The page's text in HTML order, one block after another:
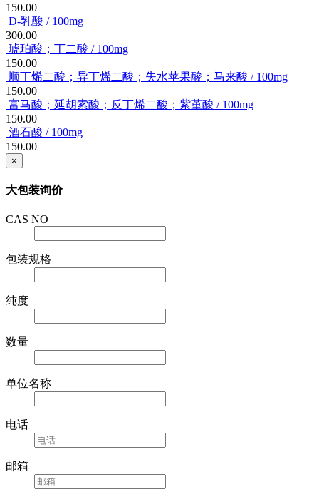
150.00
D-乳酸 / 100mg
300.00
琥珀酸；丁二酸 / 100mg
150.00
顺丁烯二酸；异丁烯二酸；失水苹果酸；马来酸 / 100mg
150.00
富马酸；延胡索酸；反丁烯二酸；紫堇酸 / 100mg
150.00
酒石酸 / 100mg
150.00
×
大包装询价
CAS NO
包装规格
纯度
数量
单位名称
电话
邮箱